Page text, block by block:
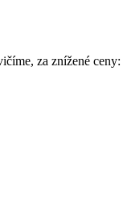
za znížené ceny: